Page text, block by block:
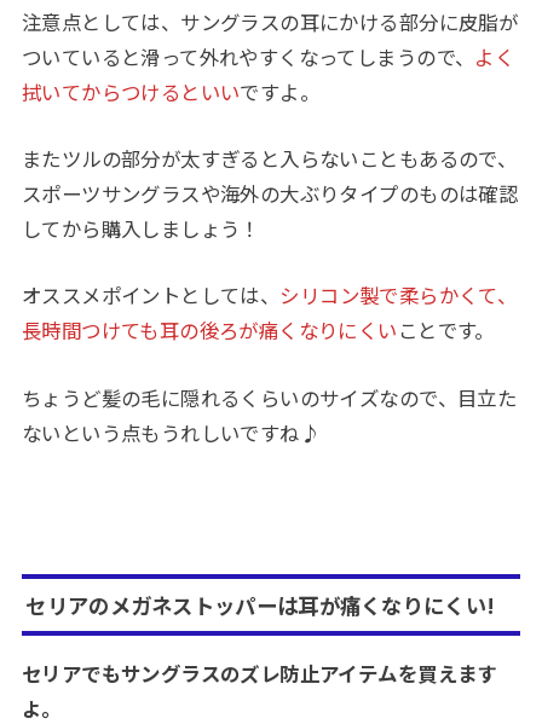
注意点としては、サングラスの耳にかける部分に皮脂が
ついていると滑って外れやすくなってしまうので、 よく
拭いてからつけるといいですよ。
またツルの部分が太すぎると入らないこともあるので、
スポーツサングラスや海外の大ぶりタイプのものは確認
してから購入しましょう！
オススメポイントとしては、 シリコン製で柔らかくて、
長時間つけても耳の後ろが痛くなりにくい ことです。
ちょうど髪の毛に隠れるくらいのサイズなので、目立た
ないという点もうれしいですね♪
セリアのメガネストッパーは耳が痛くなりにくい!
セリアでもサングラスのズレ防止アイテムを買えます
よ。